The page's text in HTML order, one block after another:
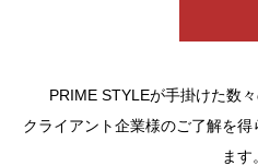
PRIME STYLEが手掛けた数
クライアント企業様のご了解を
ます。